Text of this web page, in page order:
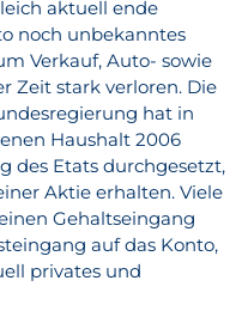
aktuell ende
noch unbekanntes
Verkauf, Auto- sowie
Zeit stark verloren. Die
hat in
Haushalt 2006
des Etats durchgesetzt,
Aktie erhalten. Viele
Gehaltseingang
auf das Konto,
privates und